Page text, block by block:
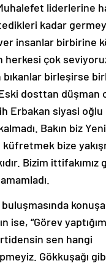
liderlerine
kadar
insanlar birbirine
herkesi çok
birleşirse
Eski dosttan düşman
Erbakan siyasi oğlu
Bakın biz
bize
Bizim ittifakımız
“Görev
sen hangi
Gökkuşağı